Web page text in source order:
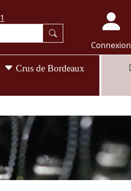
Connexion
Crus de Bordeaux